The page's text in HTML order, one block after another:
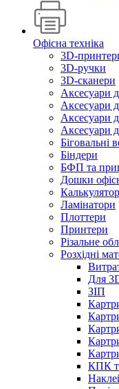
Офісна техніка
3D-
3D-ручки
3D-сканери
Аксесуари
Аксесуари
Аксесуари
Аксесуари
Біговальні
Біндери
БФП та
Дошки
Ламінатори
Плоттери
Принтери
Різальне
Розхідні
Для
ЗІП
КПК